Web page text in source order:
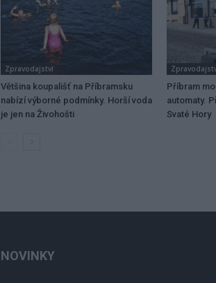
Zpravodajství
Většina koupališť na Příbramsku
nabízí výborné podmínky. Horší voda
je jen na Živohošti
Příbram
automaty.
Svaté Hory
NOVINKY